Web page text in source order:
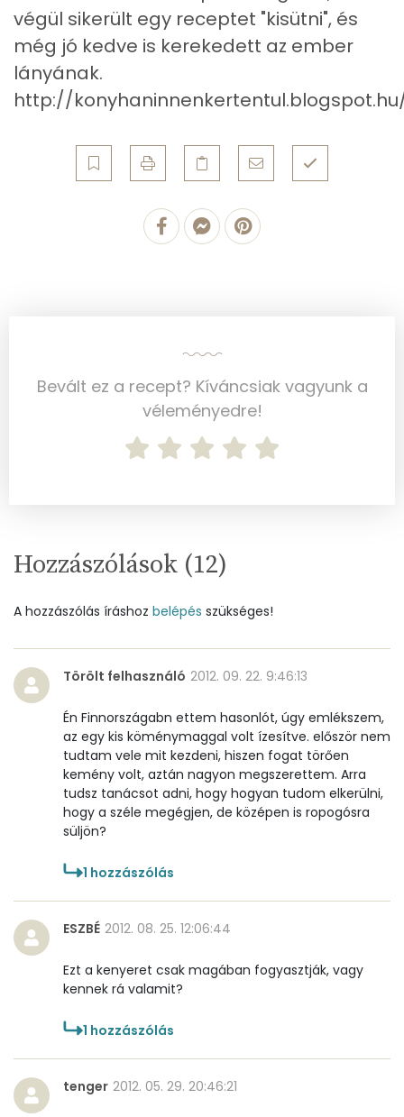
Összesen
95.1 g
Cukor
Élelmi rost
16 mg
B6 vitamin:
0 mg
D vitamin:
Riboflavin - B2 vitamin:
Niacin - B3 vitamin:
7 mg
Pantoténsav - B5 vitamin:
0 mg
Folsav - B9-vitamin:
35 micro
Kolin:
Retinol - A vitamin:
α-karotin
β-karotin
128 micro
Lut-zea
végül sikerült egy receptet "kisütni", és
még jó kedve is kerekedett az ember
lányának.
http://
Bevált ez a recept? Kíváncsiak vagyunk a
véleményedre!
Hozzászólások (12)
A hozzászólás íráshoz belépés szükséges!
Törölt felhasználó 2012. 09. 22. 9:46:13
Én Finnországabn ettem hasonlót, úgy emlékszem,
az egy kis köménymaggal volt ízesítve. először nem
tudtam vele mit kezdeni, hiszen fogat törően
kemény volt, aztán nagyon megszerettem. Arra
tudsz tanácsot adni, hogy hogyan tudom elkerülni,
hogy a széle megégjen, de középen is ropogósra
süljön?
1 hozzászólás
ESZBÉ 2012. 08. 25. 12:06:44
Ezt a kenyeret csak magában fogyasztják, vagy
kennek rá valamit?
1 hozzászólás
tenger 2012. 05. 29. 20:46:21